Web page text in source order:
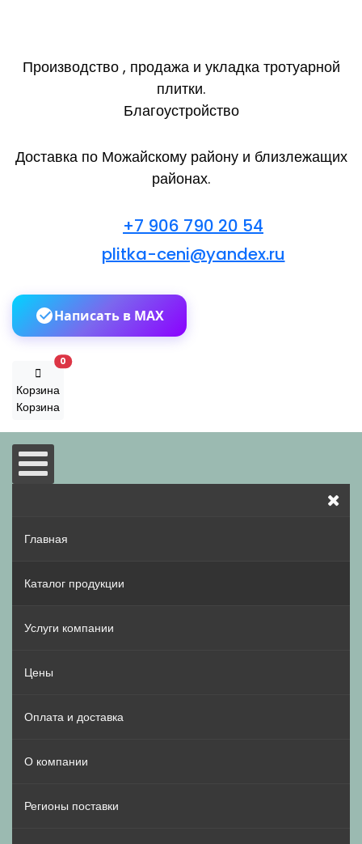
Производство , продажа и укладка тротуарной
плитки.
Благоустройство
Доставка по Можайскому району и близлежащих
районах.
+7 906 790 20 54
plitka-ceni@yandex.ru
Написать в MAX
Корзина
0 В корзину
Корзина
Главная
Каталог продукции
Услуги компании
Цены
Оплата и доставка
О компании
Регионы поставки